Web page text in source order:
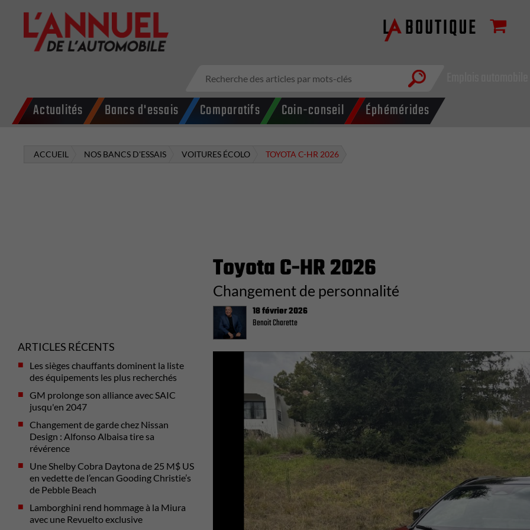
Actualités Bancs d'essais Comparatifs Coin-conseil Éphémérides
ACCUEIL NOS BANCS D'ESSAIS VOITURES ÉCOLO TOYOTA C-HR 2026
ARTICLES RÉCENTS
Les sièges chauffants dominent la liste
des équipements les plus recherchés
GM prolonge son alliance avec SAIC
jusqu'en 2047
Changement de garde chez Nissan
Design : Alfonso Albaisa tire sa
révérence
Une Shelby Cobra Daytona de 25 M$ US
en vedette de l’encan Gooding Christie’s
de Pebble Beach
Lamborghini rend hommage à la Miura
avec une Revuelto exclusive
Toyota C-HR 2026
Changement de personnalité
18 février 2026
Benoit Charette